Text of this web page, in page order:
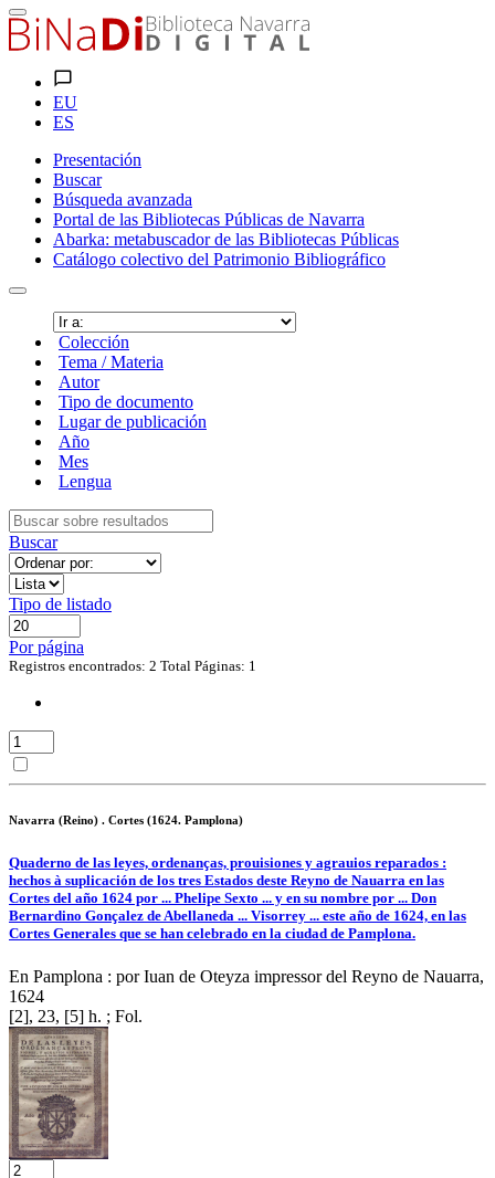
EU
ES
Presentación
Buscar
Búsqueda avanzada
Portal de las Bibliotecas Públicas de Navarra
Abarka: metabuscador de las Bibliotecas Públicas
Catálogo colectivo del Patrimonio Bibliográfico
Colección
Tema / Materia
Autor
Tipo de documento
Lugar de publicación
Año
Mes
Lengua
Buscar
Tipo de listado
Por página
Registros encontrados: 2 Total Páginas: 1
Navarra (Reino) . Cortes (1624. Pamplona)
Quaderno de las leyes, ordenanças, prouisiones y agrauios reparados :
hechos à suplicación de los tres Estados deste Reyno de Nauarra en las
Cortes del año 1624 por ... Phelipe Sexto ... y en su nombre por ... Don
Bernardino Gonçalez de Abellaneda ... Visorrey ... este año de 1624, en las
Cortes Generales que se han celebrado en la ciudad de Pamplona.
En Pamplona : por Iuan de Oteyza impressor del Reyno de Nauarra,
1624
[2], 23, [5] h. ; Fol.